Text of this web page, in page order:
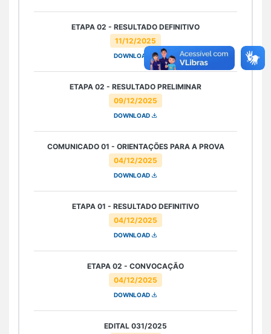
11/12/2025
ETAPA 02 - RESULTADO DEFINITIVO
DOWNLOAD
09/12/2025
ETAPA 02 - RESULTADO PRELIMINAR
DOWNLOAD
04/12/2025
COMUNICADO 01 - ORIENTAÇÕES PARA A PROVA
DOWNLOAD
04/12/2025
ETAPA 01 - RESULTADO DEFINITIVO
DOWNLOAD
04/12/2025
ETAPA 02 - CONVOCAÇÃO
DOWNLOAD
EDITAL 031/2025